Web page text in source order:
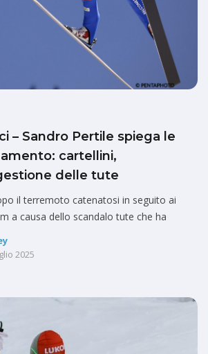
– Sandro Pertile spiega le
cartellini,
delle tute
il terremoto catenatosi in seguito ai
a causa dello scandalo tute che ha
2025